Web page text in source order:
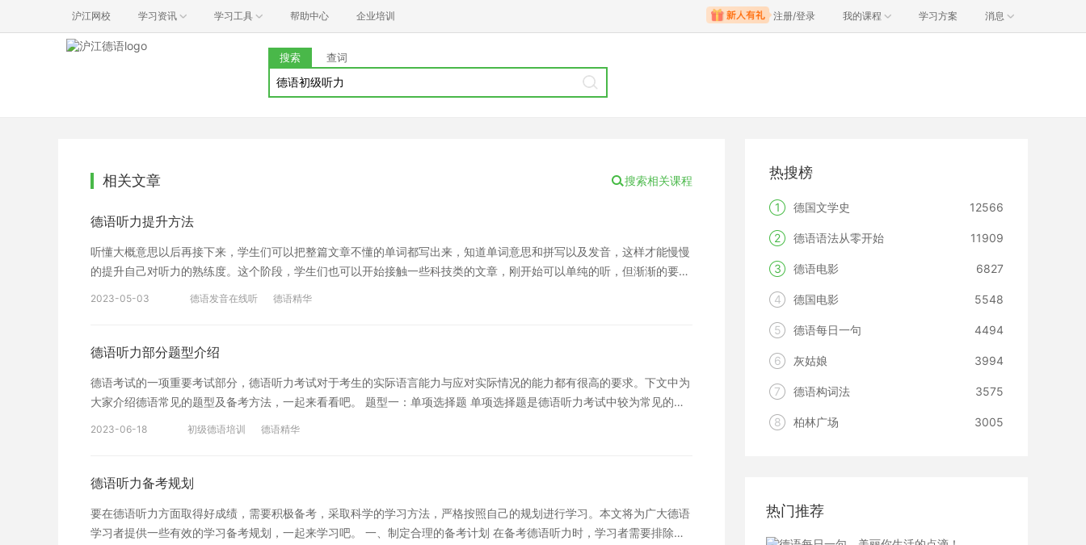
沪江网校 学习资讯 学习工具 帮助中心 企业培训 注册/登录 我的课程 学习方案 消息
搜索 查词
相关文章 搜索相关课程
德语听力提升方法
听懂大概意思以后再接下来，学生们可以把整篇文章不懂的单词都写出来，知道单词意思和拼写以及发音，这样才能慢慢
的提升自己对听力的熟练度。这个阶段，学生们也可以开始接触一些科技类的文章，刚开始可以单纯的听，但渐渐的要学
来，这需要经过长期日久的积累，才德语考试是自然要过关的，这项考试当中听力部分也是比较难的，下面是小编给大家
常口语应该是如何连读，以及特定的表达是怎样的。后期如果能做到这个部分，学生的听力水平很可能取得高分。 以上
就是德语听力备考方法的分享，希望可以给大家在学习的时候带来帮助。 如果您对德语学习感兴趣，想要深入学习，可
以了解沪江网校精品课程，量身定制高效实用的个性化学习方案，专属督导全程伴学。扫一扫领200畅学卡
2023-05-03 德语发音在线听 德语精华
德语听力部分题型介绍
德语考试的一项重要考试部分，德语听力考试对于考生的实际语言能力与应对实际情况的能力都有很高的要求。下文中为
大家介绍德语常见的题型及备考方法，一起来看看吧。 题型一：单项选择题 单项选择题是德语听力考试中较为常见的题
试中的另一种常见题型。这种题目通常是在播放一段较长的文章或对话后，出现一定数量的空格，考生需要根据所听到的
惯用语的搭配。 题型三：匹配题 匹配题是一种比较综合的考试题型，它同时考察了考生的听力理解、记忆和归纳总结能
力。这种题目通常是先播放一段德语对话或文章，然后出现一些选项，考生需要根据所听到的内容和自己的理解，将选项
2023-06-18 初级德语培训 德语精华
德语听力备考规划
要在德语听力方面取得好成绩，需要积极备考，采取科学的学习方法，严格按照自己的规划进行学习。本文将为广大德语
学习者提供一些有效的学习备考规划，一起来学习吧。 一、制定合理的备考计划 在备考德语听力时，学习者需要排除杂
热搜榜
1 德国文学史 12566
2 德语语法从零开始 11909
3 德语电影 6827
4 德国电影 5548
5 德语每日一句 4494
6 灰姑娘 3994
7 德语构词法 3575
8 柏林广场 3005
热门推荐